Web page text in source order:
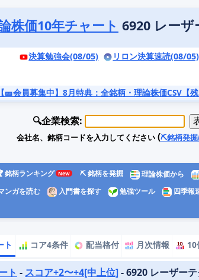
株価10年チャート 6920 レーザ
決算勉強会(08/05) リロン決算速読(08/05)
【🎫会員募集中】8月特典 ：全銘柄・理論株価CSV【残
🔍企業検索:
会社名、銘柄コードを入力してください(⛏️銘柄発掘
銘柄ランキング ⛏️ 銘柄を発掘 理論株価から
ンガを読む 入門書を探す 勉強ツール 四季報
ト コア4条件 配当格付 月次情報 10
ト - スコア+2〜+4[中上位]- 6920 レーザーテ